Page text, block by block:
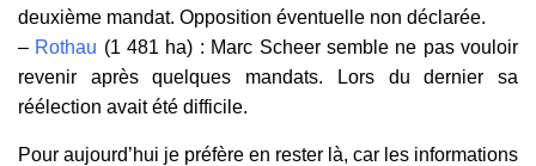
deuxième mandat. Opposition éventuelle non déclarée.
– Rothau (1 481 ha) : Marc Scheer semble ne pas vouloir
revenir après quelques mandats. Lors du dernier sa
réélection avait été difficile.
Pour aujourd’hui je préfère en rester là, car les informations